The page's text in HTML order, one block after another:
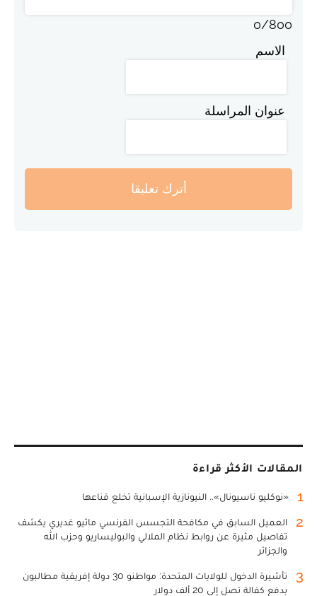
0/800
الاسم
عنوان المراسلة
أترك تعليقا
المقالات الأكثر قراءة
1 «نوكليو ناسيونال».. النيونازية الإسبانية تخلع قناعها
2
العميل السابق في مكافحة التجسس الفرنسي ماثيو غديري يكشف
تفاصيل مثيرة عن روابط نظام الملالي والبوليساريو وحزب الله
والجزائر
3
تأشيرة الدخول للولايات المتحدة: مواطنو 30 دولة إفريقية مطالبون
بدفع كفالة تصل إلى 20 ألف دولار